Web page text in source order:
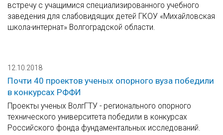
встречу с учащимися специализированного учебного
заведения для слабовидящих детей ГКОУ «Михайловская
школа-интернат» Волгоградской области.
12.10.2018
Почти 40 проектов ученых опорного вуза победили
в конкурсах РФФИ
Проекты ученых ВолгГТУ - регионального опорного
технического университета победили в конкурсах
Российского фонда фундаментальных исследований.